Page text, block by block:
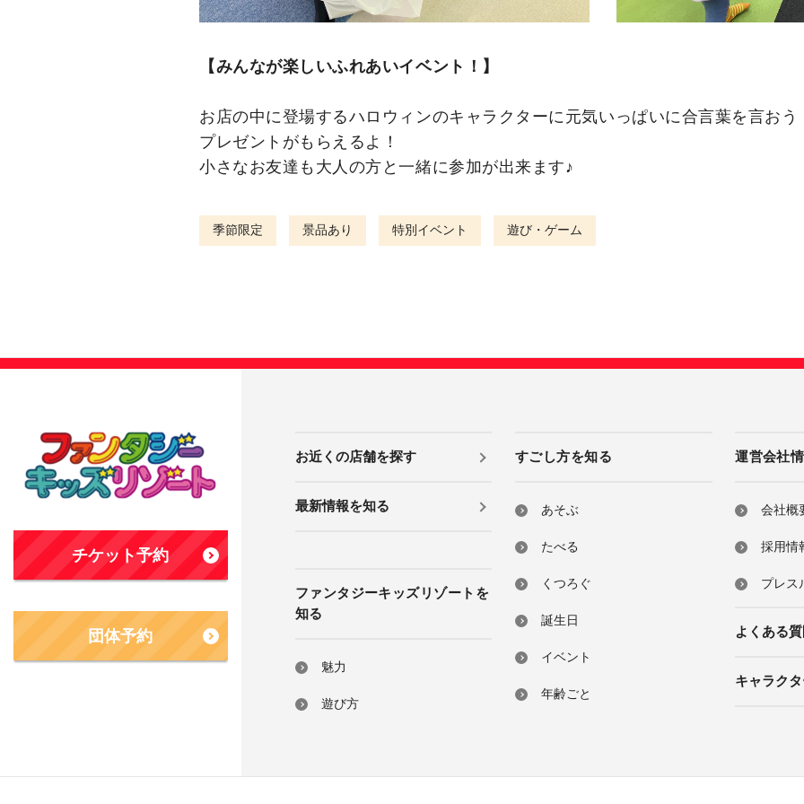
【みんなが楽しいふれあいイベント！】
お店の中に登場するハロウィンのキャラクターに元気いっぱいに合言葉を言おう
プレゼントがもらえるよ！
小さなお友達も大人の方と一緒に参加が出来ます♪
季節限定 景品あり 特別イベント 遊び・ゲーム
チケット予約
団体予約
お近くの店舗を探す
最新情報を知る
ファンタジーキッズリゾートを
知る
魅力
遊び方
すごし方を知る
あそぶ
たべる
くつろぐ
誕生日
イベント
年齢ごと
運営会社
会社概
採用情
プレス
よくある
キャラク